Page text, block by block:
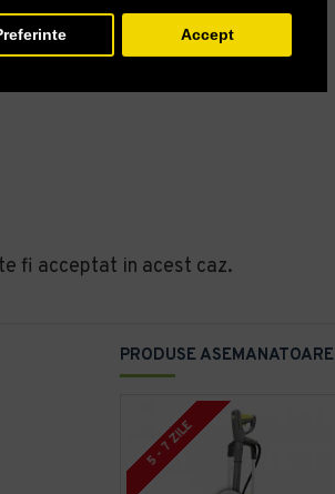
Accept
PRODUSE ASEMANATOARE
5 - 7 ZILE
fi acceptat in acest caz.